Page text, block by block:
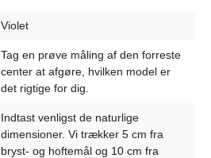
Violet
Tag en prøve måling af den forreste
center at afgøre, hvilken model er
det rigtige for dig.
Indtast venligst de naturlige
dimensioner. Vi trækker 5 cm fra
bryst- og hoftemål og 10 cm fra